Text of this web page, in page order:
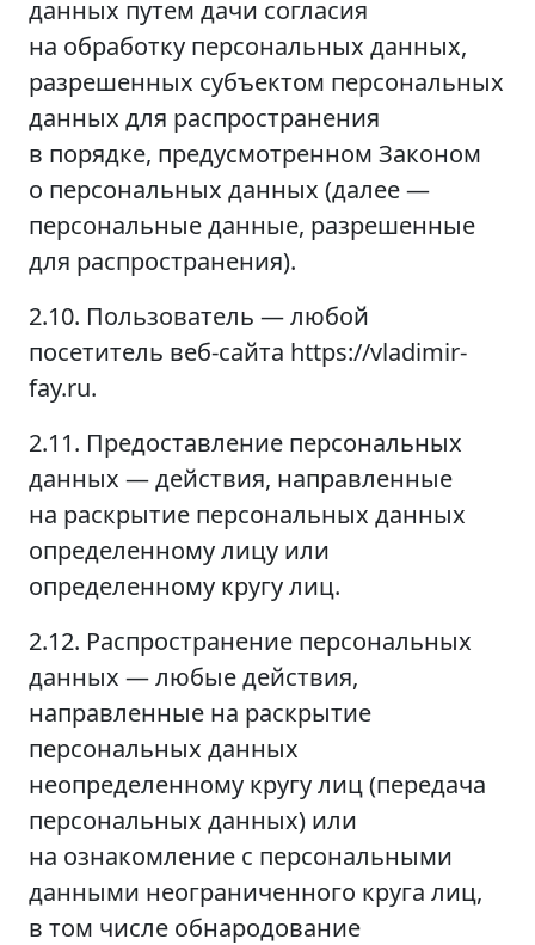
данных путем дачи согласия
на обработку персональных данных,
разрешенных субъектом персональных
данных для распространения
в порядке, предусмотренном Законом
о персональных данных (далее —
персональные данные, разрешенные
для распространения).
2.10. Пользователь — любой
посетитель веб-сайта https://vladimir-
fay.ru.
2.11. Предоставление персональных
данных — действия, направленные
на раскрытие персональных данных
определенному лицу или
определенному кругу лиц.
2.12. Распространение персональных
данных — любые действия,
направленные на раскрытие
персональных данных
неопределенному кругу лиц (передача
персональных данных) или
на ознакомление с персональными
данными неограниченного круга лиц,
в том числе обнародование